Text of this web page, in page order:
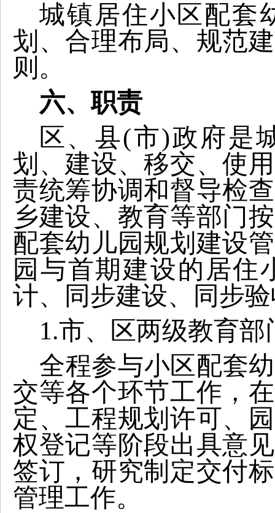
城镇居住小区配套
划、合理布局、规范
则。
六、职责
区、县(市)政府是
划、建设、移交、使
责统筹协调和督导检
乡建设、教育等部门
配套幼儿园规划建设
园与首期建设的居住
计、同步建设、同步
1.市、区两级教育部
全程参与小区配套
交等各个环节工作，
定、工程规划许可、
权登记等阶段出具意
签订，研究制定交付
管理工作。